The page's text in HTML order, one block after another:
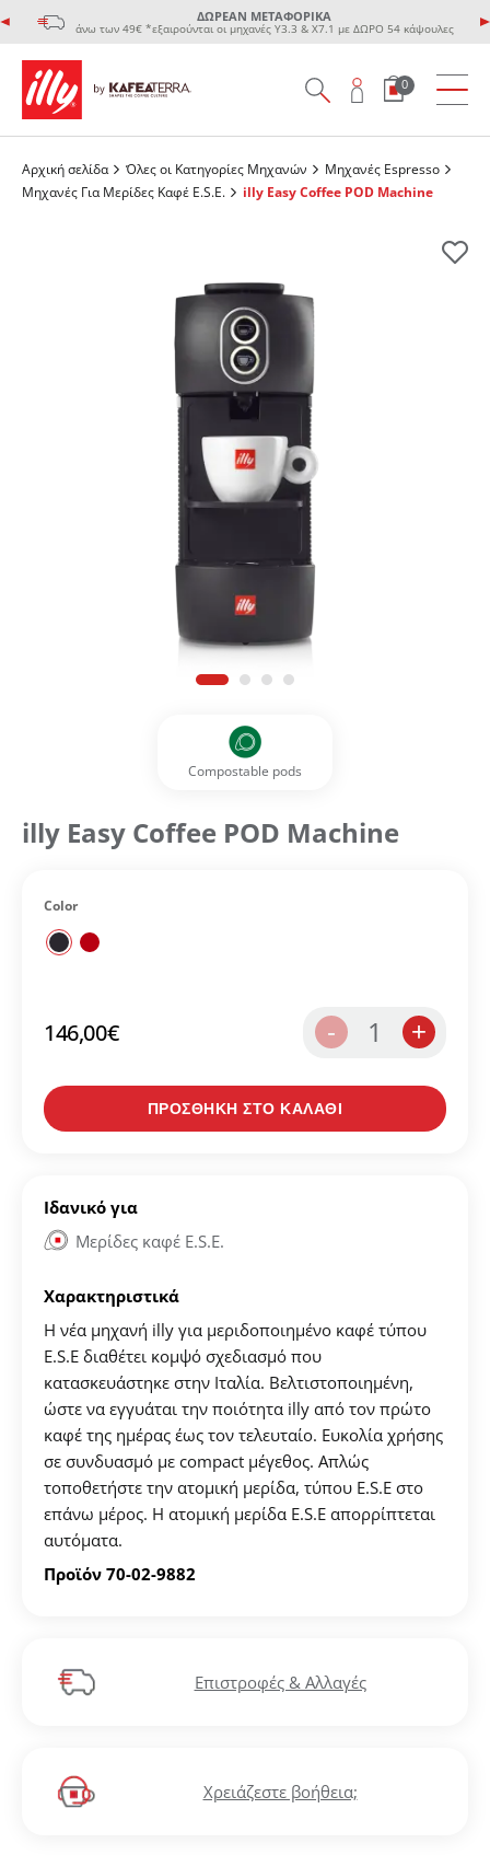
ΔΩΡΕΑΝ ΜΕΤΑΦΟΡΙΚΑ
άνω των 49€ *εξαιρούνται οι μηχανές Υ3.3 & Χ7.1 με ΔΩΡΟ 54 κάψουλες
0
Αρχική σελίδα Όλες οι Κατηγορίες Μηχανών
Μηχανές Espresso
Μηχανές Για Μερίδες Καφέ Ε.S.E.
illy Easy Coffee POD Machine
Compostable pods
illy Easy Coffee POD Machine
Color
146,00€ - 1 +
ΠΡΟΣΘΗΚΗ ΣΤΟ ΚΑΛΑΘΙ
Ιδανικό για
Mερίδες καφέ Ε.S.E.
Χαρακτηριστικά
Η νέα μηχανή illy για μεριδοποιημένο καφέ τύπου
Ε.S.E διαθέτει κομψό σχεδιασμό που
κατασκευάστηκε στην Ιταλία. Βελτιστοποιημένη,
ώστε να εγγυάται την ποιότητα illy από τον πρώτο
καφέ της ημέρας έως τον τελευταίο. Ευκολία χρήσης
σε συνδυασμό με compact μέγεθος. Απλώς
τοποθετήστε την ατομική μερίδα, τύπου E.S.E στο
επάνω μέρος. Η ατομική μερίδα Ε.S.E απορρίπτεται
αυτόματα.
Προϊόν 70-02-9882
Επιστροφές & Αλλαγές
Χρειάζεστε βοήθεια;
Δημιουργήστε λογαριασμό για να αποθηκεύσετε τα
Δημιουργήστε τον προσωπικό σας λογαριασμό και
αποθηκεύστε την δική σας λίστα αγαπημένων.
Βρείτε το προϊόν που επιθυμείτε και πατήστε στο
κουμπί "Προσθήκη στα Αγαπημένα".
Βρείτε την δική σας λίστα Αγαπημένων στο προφίλ
σας.
ΔΗΜΙΟΥΡΓΙΑ ΛΟΓΑΡΙΑΣΜΟΥ